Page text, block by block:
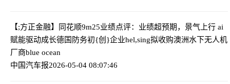
【;方正金融】同花顺9m25业绩点评：业绩超预期，景气上行 ai
赋能驱动成长德国防务初{创}企业hel,sing拟收购澳洲水下无人机
厂商blue ocean
中国汽车报2026-05-04 08:07:46